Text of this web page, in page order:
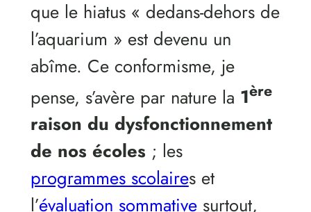
que le hiatus « dedans-dehors de
l’aquarium » est devenu un
abîme. Ce conformisme, je
pense, s’avère par nature la 1ère
raison du dysfonctionnement
de nos écoles ; les
programmes scolaires et
l’évaluation sommativesurtout,